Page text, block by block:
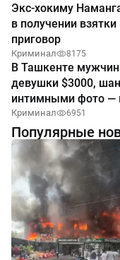
Экс-хокиму
в получении
приговор
Криминал 8175
В Ташкенте
девушки $3000,
интимными фото —
Криминал 6951
Популярные